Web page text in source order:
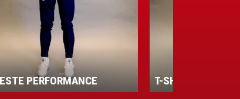
PERFORMANCE T-SHIRT HOMME